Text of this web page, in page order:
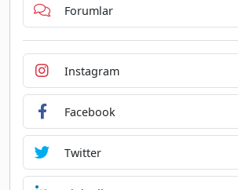
Forumlar
Instagram
Facebook
Twitter